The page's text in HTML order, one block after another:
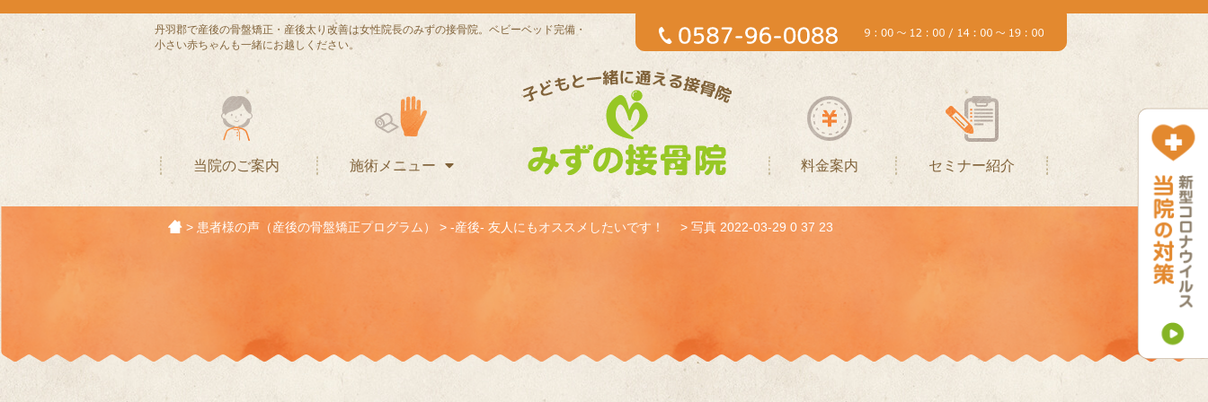
丹羽郡で産後の骨盤矯正・産後太り改善は女性院長のみずの接骨院。ベビーベッド完備・
小さい赤ちゃんも一緒にお越しください。
当院のご案内 施術メニュー 料金案内 セミナー紹介
> 患者様の声（産後の骨盤矯正プログラム） >-産後- 友人にもオススメしたいです！ >写真 2022-03-29 0 37 23